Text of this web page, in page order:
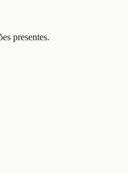
presentes.